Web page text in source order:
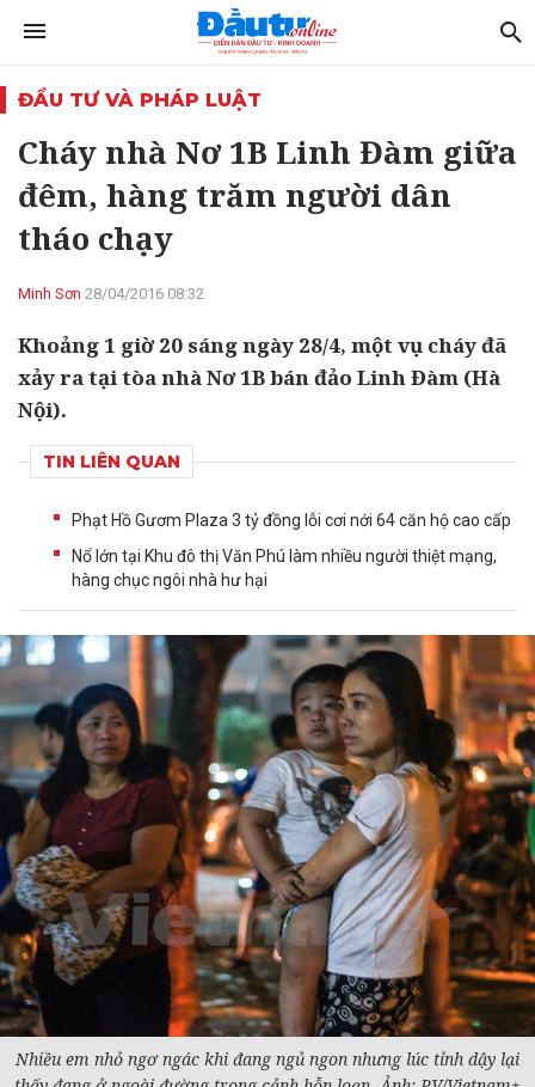
ĐẦU TƯ VÀ PHÁP LUẬT
Cháy nhà Nơ 1B Linh Đàm giữa
đêm, hàng trăm người dân
tháo chạy
Minh Sơn 28/04/2016 08:32
Khoảng 1 giờ 20 sáng ngày 28/4, một vụ cháy đã
xảy ra tại tòa nhà Nơ 1B bán đảo Linh Đàm (Hà
Nội).
TIN LIÊN QUAN
Phạt Hồ Gươm Plaza 3 tỷ đồng lỗi cơi nới 64 căn hộ cao cấp
Nổ lớn tại Khu đô thị Văn Phú làm nhiều người thiệt mạng,
hàng chục ngôi nhà hư hại
Nhiều em nhỏ ngơ ngác khi đang ngủ ngon nhưng lúc tỉnh dậy lại